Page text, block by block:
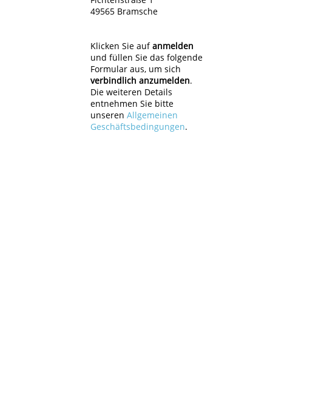
49565 Bramsche
Klicken Sie aufanmelden
und füllen Sie das folgende
Formular aus, um sich
verbindlich anzumelden.
Die weiteren Details
entnehmen Sie bitte
unserenAllgemeinen
Geschäftsbedingungen.